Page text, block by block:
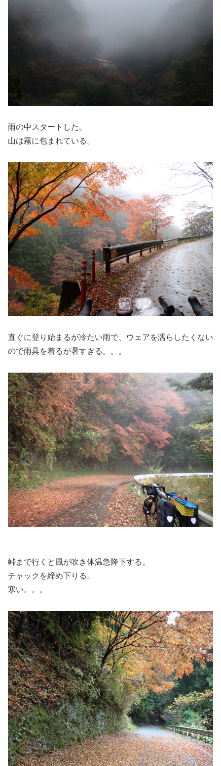
雨の中スタートした。
山は霧に包まれている。
直ぐに登り始まるが冷たい雨で、ウェアを濡らしたくない
ので雨具を着るが暑すぎる。。。
峠まで行くと風が吹き体温急降下する。
チャックを締め下りる。
寒い。。。